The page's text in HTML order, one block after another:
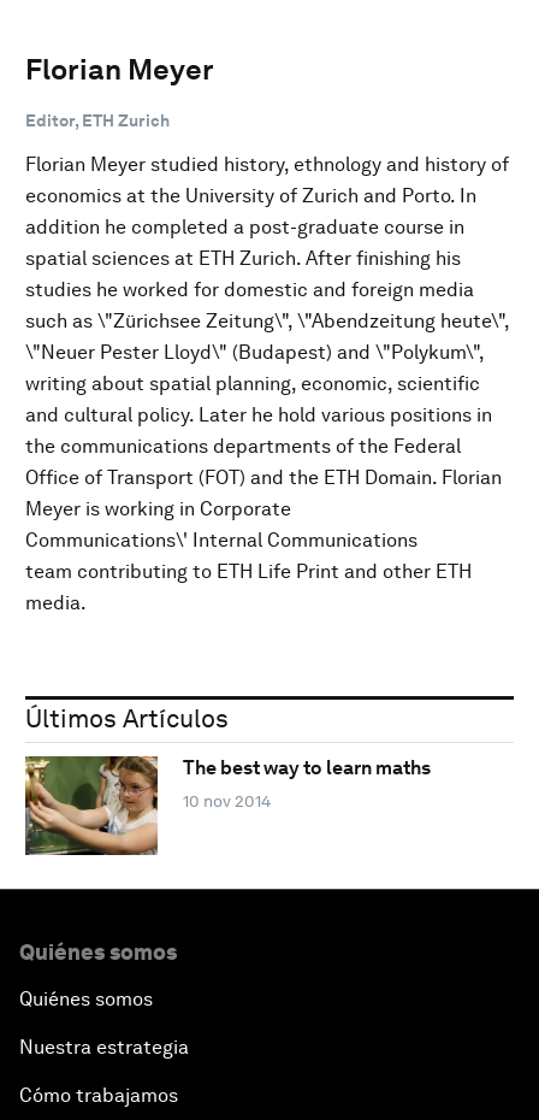
Florian Meyer
Editor, ETH Zurich
Florian Meyer studied history, ethnology and history of
economics at the University of Zurich and Porto. In
addition he completed a post-graduate course in
spatial sciences at ETH Zurich. After finishing his
studies he worked for domestic and foreign media
such as \"Zürichsee Zeitung\", \"Abendzeitung heute\",
\"Neuer Pester Lloyd\" (Budapest) and \"Polykum\",
writing about spatial planning, economic, scientific
and cultural policy. Later he hold various positions in
the communications departments of the Federal
Office of Transport (FOT) and the ETH Domain. Florian
Meyer is working in Corporate
Communications\' Internal Communications
team contributing to ETH Life Print and other ETH
media.
Últimos Artículos
The best way to learn maths
10 nov 2014
Quiénes somos
Quiénes somos
Nuestra estrategia
Cómo trabajamos